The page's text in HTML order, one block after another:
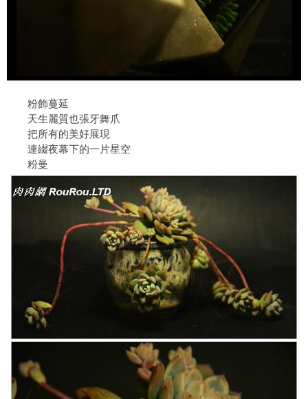
粉飾蔓延
天生麗質也張牙舞爪
把所有的美好展現
連綴夜幕下的一片星空
粉曼